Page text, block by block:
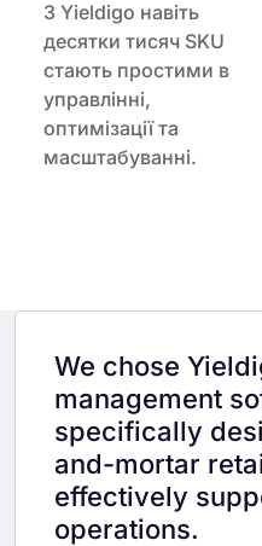
З Yieldigo навіть
десятки тисяч SKU
стають простими в
управлінні,
оптимізації та
масштабуванні.
We chose
management
specifically
and-mortar
effectively
operations.